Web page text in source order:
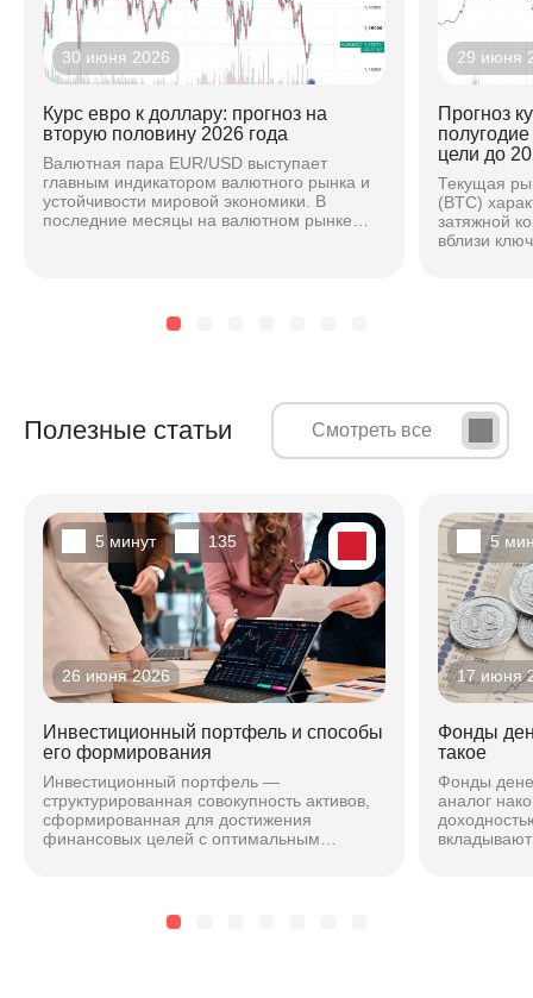
30 июня 2026
Курс евро к доллару: прогноз на
вторую половину 2026 года
Валютная пара EUR/USD выступает
главным индикатором валютного рынка и
устойчивости мировой экономики. В
последние месяцы на валютном рынке
29 июня
Прогноз
цели до
Текущая
(BTC)
затяжной
вблизи
Полезные статьи Смотреть все
26 июня 2026
5 минут 135
Инвестиционный портфель и способы
его формирования
Инвестиционный портфель —
структурированная совокупность активов,
сформированная для достижения
финансовых целей с оптимальным
17 июня
5
Фонды
такое
Фонды
аналог